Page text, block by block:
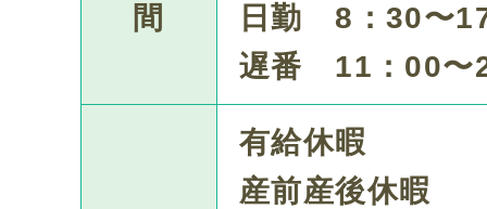
間
日勤 8：30〜
遅番 11：00〜
有給休暇
産前産後休暇